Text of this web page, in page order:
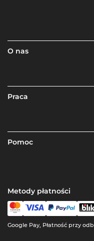
O nas
Praca
Pomoc
Metody płatności
Google Pay, Płatność przy